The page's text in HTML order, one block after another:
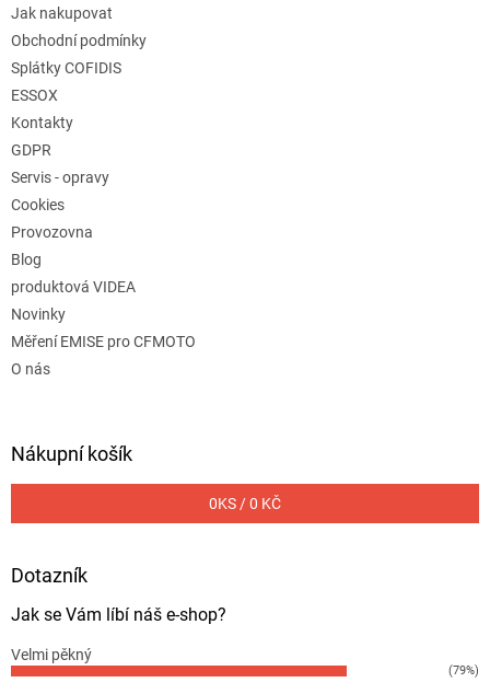
Jak nakupovat
Obchodní podmínky
Splátky COFIDIS
ESSOX
Kontakty
GDPR
Servis - opravy
Cookies
Provozovna
Blog
produktová VIDEA
Novinky
Měření EMISE pro CFMOTO
O nás
Nákupní košík
0KS /0 KČ
Dotazník
Jak se Vám líbí náš e-shop?
Velmi pěkný
(79%)